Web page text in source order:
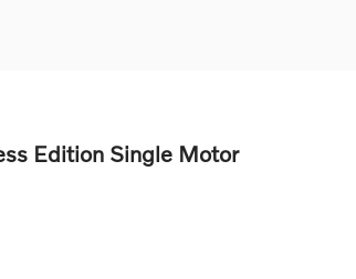
Edition Single Motor